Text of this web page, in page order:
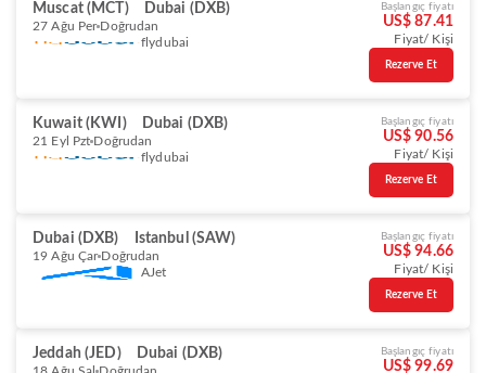
Muscat (MCT) Dubai (DXB)
27 Ağu Per Doğrudan
flydubai
Başlangıç fiyatı
US$ 87.41
Fiyat/ Kişi
Rezerve Et
Kuwait (KWI) Dubai (DXB)
21 Eyl Pzt Doğrudan
flydubai
Başlangıç fiyatı
US$ 90.56
Fiyat/ Kişi
Rezerve Et
Dubai (DXB) Istanbul (SAW)
19 Ağu Çar Doğrudan
AJet
Başlangıç fiyatı
US$ 94.66
Fiyat/ Kişi
Rezerve Et
Jeddah (JED) Dubai (DXB) Başlangıç fiyatı
US$ 99.69